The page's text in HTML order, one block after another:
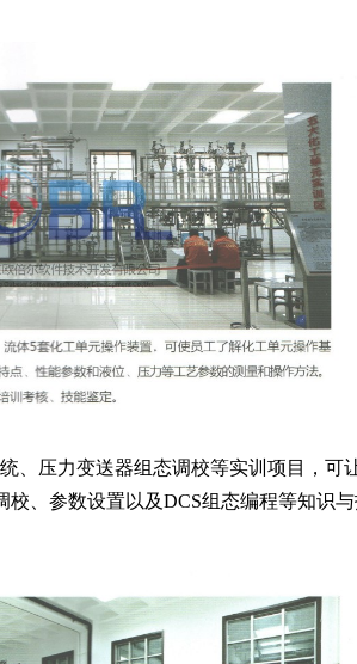
、压力变送器组态调校等实训项目，可
、参数设置以及DCS组态编程等知识与